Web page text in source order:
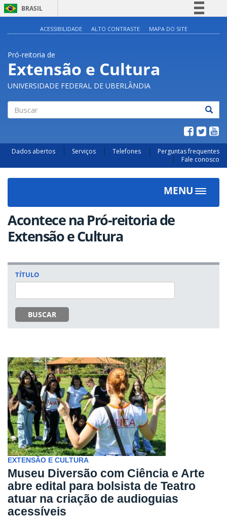
BRASIL
Acesso à informação
Legislação
Canais
ACESSIBILIDADE ALTO CONTRASTE MAPA DO SITE
Pró-reitoria de
Extensão e Cultura
UNIVERSIDADE FEDERAL DE UBERLÂNDIA
Dados abertos Serviços Telefones
Perguntas frequentes
Fale conosco
MENU
Toggle
Acontece na Pró-reitoria de
Extensão e Cultura
TÍTULO
BUSCAR
EXTENSÃO E CULTURA
Museu Diversão com Ciência e Arte
abre edital para bolsista de Teatro
atuar na criação de audioguias
acessíveis